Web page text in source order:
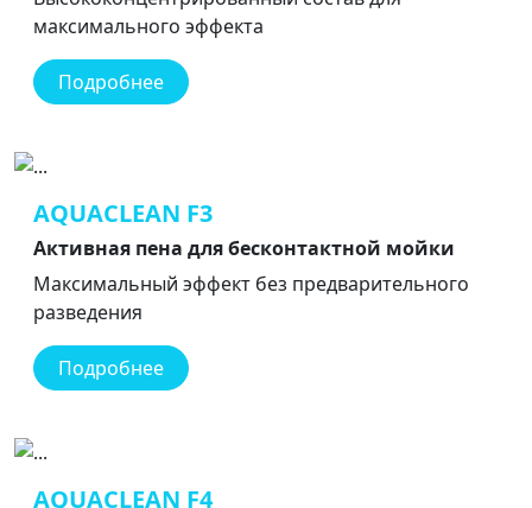
максимального эффекта
Подробнее
AQUACLEAN F3
Активная пена для бесконтактной мойки
Максимальный эффект без предварительного
разведения
Подробнее
AQUACLEAN F4